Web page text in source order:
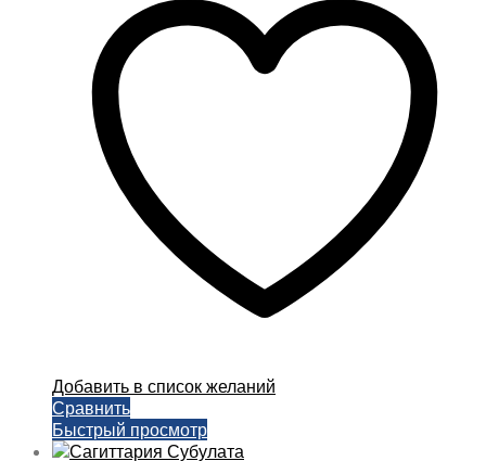
Добавить в список желаний
Сравнить
Быстрый просмотр